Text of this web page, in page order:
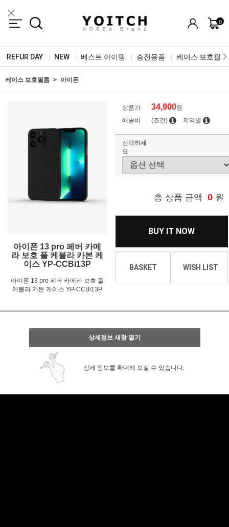
0
REFUR DAY NEW 베스트 아이템 충전용품 케이스 보호필름
케이스 보호필름 아이폰
아이폰 13 pro 페버 카메
라 보호 풀 케블라 카본 케
이스 YP-CCBi13P
아이폰 13 pro 페버 카메라 보호 풀
케블라 카본 케이스 YP-CCBi13P
상품가 34,900원
배송비
(조건) 지역별
선택하세
요
총 상품 금액 0 원
BUY IT NOW
BASKET WISH LIST
상세정보 새창 열기
상세 정보를 확대해 보실 수 있습니다.